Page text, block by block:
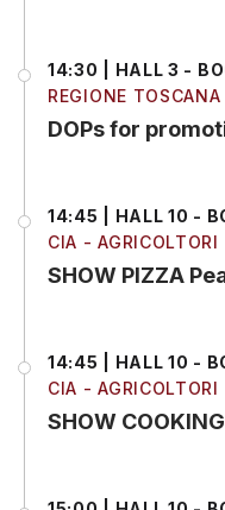
14:30 | HALL 3 -
REGIONE TOSCANA
DOPs for
14:45 | HALL 10 -
CIA - AGRICOLTORI
SHOW PIZZA
14:45 | HALL 10 -
CIA - AGRICOLTORI
SHOW